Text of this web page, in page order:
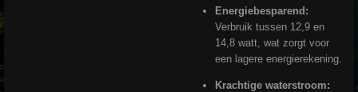
Energiebesparend:
Verbruik tussen 12,9 en
14,8 watt, wat zorgt voor
een lagere energierekening.
Krachtige waterstroom: